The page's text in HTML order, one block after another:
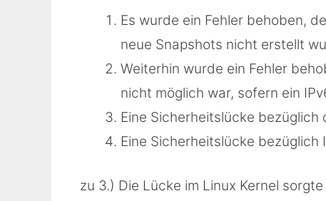
Es wurde ein Fehler behoben,
neue Snapshots nicht erstellt
Weiterhin wurde ein Fehler
nicht möglich war, sofern ein
Eine Sicherheitslücke
Eine Sicherheitslücke
zu 3.) Die Lücke im Linux Kernel